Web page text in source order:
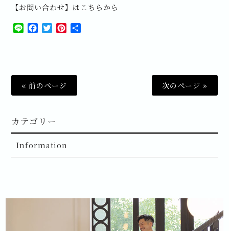
【お問い合わせ】はこちらから
LineFacebook
TwitterPinterest
共
« 前のページ 次のページ »
カテゴリー
Information